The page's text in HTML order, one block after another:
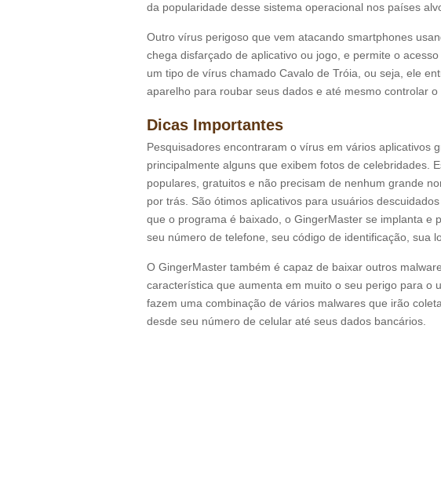
da popularidade desse sistema operacional nos países
Outro vírus perigoso que vem atacando smartphones
chega disfarçado de aplicativo ou jogo, e permite o
um tipo de vírus chamado Cavalo de Tróia, ou seja, ele
aparelho para roubar seus dados e até mesmo controlar o
Dicas Importantes
Pesquisadores encontraram o vírus em vários aplicativos
principalmente alguns que exibem fotos de celebridades.
populares, gratuitos e não precisam de nenhum grande
por trás. São ótimos aplicativos para usuários
que o programa é baixado, o GingerMaster se implanta e
seu número de telefone, seu código de identificação, sua
O GingerMaster também é capaz de baixar outros
característica que aumenta em muito o seu perigo para o
fazem uma combinação de vários malwares que irão
desde seu número de celular até seus dados bancários.